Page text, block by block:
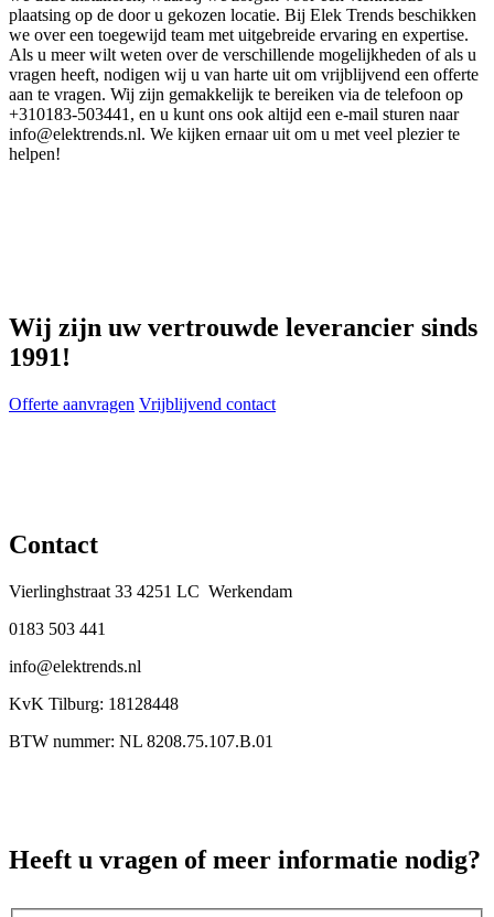
plaatsing op de door u gekozen locatie. Bij Elek Trends beschikken
we over een toegewijd team met uitgebreide ervaring en expertise.
Als u meer wilt weten over de verschillende mogelijkheden of als u
vragen heeft, nodigen wij u van harte uit om vrijblijvend een offerte
aan te vragen. Wij zijn gemakkelijk te bereiken via de telefoon op
+310183-503441, en u kunt ons ook altijd een e-mail sturen naar
info@elektrends.nl. We kijken ernaar uit om u met veel plezier te
helpen!
Wij zijn uw vertrouwde leverancier sinds
1991!
Offerte aanvragen Vrijblijvend contact
Contact
Vierlinghstraat 33 4251 LC Werkendam
0183 503 441
info@elektrends.nl
KvK Tilburg: 18128448
BTW nummer: NL 8208.75.107.B.01
Heeft u vragen of meer informatie nodig?